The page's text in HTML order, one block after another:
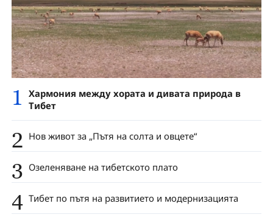
1
Хармония между хората и дивата природа в
Тибет
2 Нов живот за „Пътя на солта и овцете“
3 Озеленяване на тибетското плато
4 Тибет по пътя на развитието и модернизацията